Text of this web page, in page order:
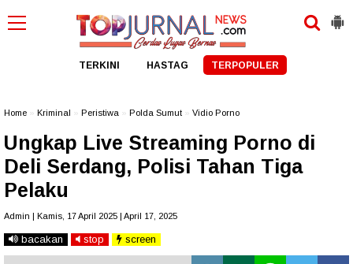
TERKINI HASTAG TERPOPULER
Home Kriminal Peristiwa Polda Sumut Vidio Porno
Ungkap Live Streaming Porno di
Deli Serdang, Polisi Tahan Tiga
Pelaku
Admin | Kamis, 17 April 2025 | April 17, 2025
bacakan stop screen